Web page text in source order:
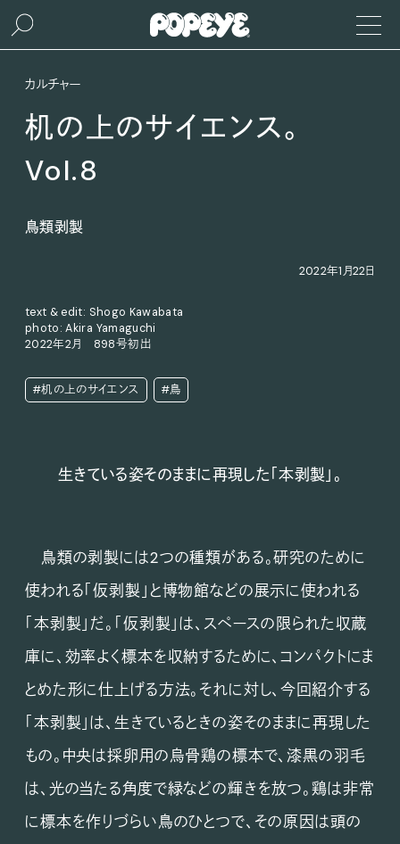
カルチャー
机の上のサイエンス。
Vol.8
鳥類剥製
2022年1月22日
text & edit: Shogo Kawabata
photo: Akira Yamaguchi
2022年2月 898号初出
#机の上のサイエンス #鳥
生きている姿そのままに再現した「本剥製」。
鳥類の剥製には2つの種類がある。研究のために
使われる「仮剥製」と博物館などの展示に使われる
「本剥製」だ。「仮剥製」は、スペースの限られた収蔵
庫に、効率よく標本を収納するために、コンパクトにま
とめた形に仕上げる方法。それに対し、今回紹介する
「本剥製」は、生きているときの姿そのままに再現した
もの。中央は採卵用の烏骨鶏の標本で、漆黒の羽毛
は、光の当たる角度で緑などの輝きを放つ。鶏は非常
に標本を作りづらい鳥のひとつで、その原因は頭の